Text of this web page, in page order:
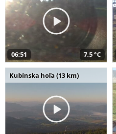
06:51 7,5 °C
Kubínska hoľa (13 km)